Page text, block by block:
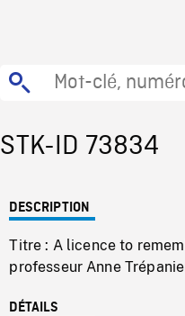
STK-ID 73834
DESCRIPTION
Titre : A licence to
professeur Anne
DÉTAILS